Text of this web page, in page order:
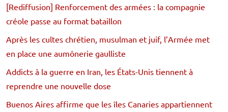
[Rediffusion] Renforcement des armées : la compagnie
créole passe au format bataillon
Après les cultes chrétien, musulman et juif, l’Armée met
en place une aumônerie gaulliste
Addicts à la guerre en Iran, les États-Unis tiennent à
reprendre une nouvelle dose
Buenos Aires affirme que les îles Canaries appartiennent